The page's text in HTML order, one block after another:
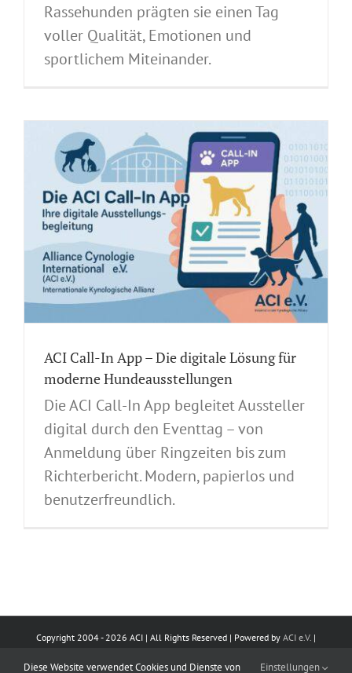
Rassehunden prägten sie einen Tag
voller Qualität, Emotionen und
sportlichem Miteinander.
ACI Call-In App – Die digitale Lösung für
moderne Hundeausstellungen
Die ACI Call-In App begleitet Aussteller
digital durch den Eventtag – von
Anmeldung über Ringzeiten bis zum
Richterbericht. Modern, papierlos und
benutzerfreundlich.
Copyright 2004 - 2026 ACI | All Rights Reserved | Powered by ACI e.V. |
Diese Website verwendet Cookies und Dienste von Einstellungen